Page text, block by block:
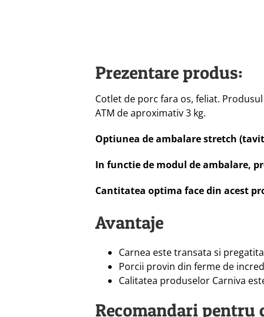
Prezentare produs:
Cotlet de porc fara os, feliat.
ATM de aproximativ 3 kg.
Optiunea de ambalare stretch
In functie de modul de ambalare,
Cantitatea optima face din acest
Avantaje
Carnea este transata si
Porcii provin din ferme de
Calitatea produselor Carniva
Recomandari pentru